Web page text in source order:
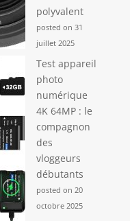
polyvalent
posted on 31
juillet 2025
Test appareil
photo
numérique
4K 64MP : le
compagnon
des
vloggeurs
débutants
posted on 20
octobre 2025